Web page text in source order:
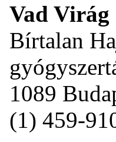
Vad Virág
Bírtalan
1089
(1) 459-